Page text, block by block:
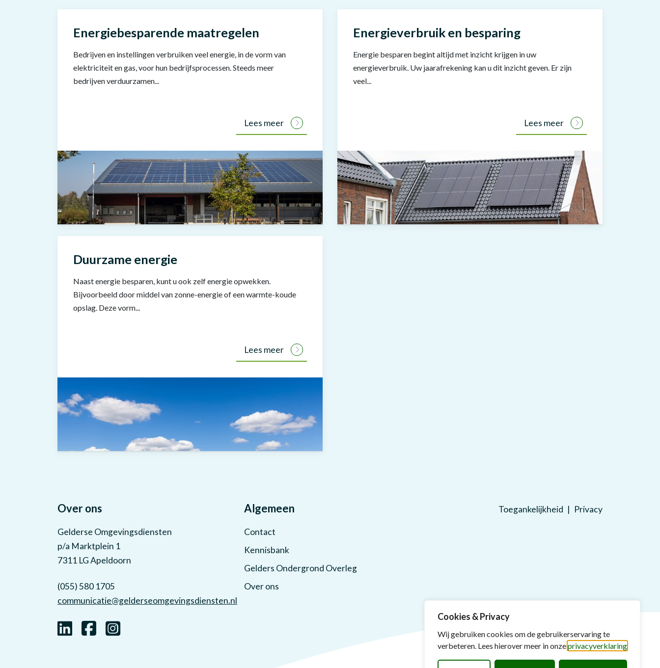
Cookies & Privacy
Wij gebruiken cookies om de gebruikerservaring te
verbeteren. Lees hierover meer in onzeprivacyverklaring
Energiebesparende maatregelen
Bedrijven en instellingen verbruiken veel energie, in de vorm van
elektriciteit en gas, voor hun bedrijfsprocessen. Steeds meer
bedrijven verduurzamen...
Lees meer
Energieverbruik en besparing
Energie besparen begint altijd met inzicht krijgen in uw
energieverbruik. Uw jaarafrekening kan u dit inzicht geven. Er zijn
veel...
Lees meer
Duurzame energie
Naast energie besparen, kunt u ook zelf energie opwekken.
Bijvoorbeeld door middel van zonne-energie of een warmte-koude
opslag. Deze vorm...
Lees meer
Over ons
Gelderse Omgevingsdiensten
p/a Marktplein 1
7311 LG Apeldoorn
(055) 580 1705
communicatie@gelderseomgevingsdiensten.nl
Algemeen
Contact
Kennisbank
Gelders Ondergrond Overleg
Over ons
Toegankelijkheid Privacy